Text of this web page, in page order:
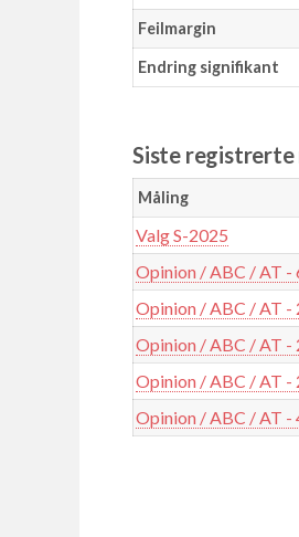
Feilmargin
Endring signifikant
Siste registrerte
Måling
Valg S-2025
Opinion / ABC / AT -
Opinion / ABC / AT
Opinion / ABC / AT
Opinion / ABC / AT
Opinion / ABC / AT -